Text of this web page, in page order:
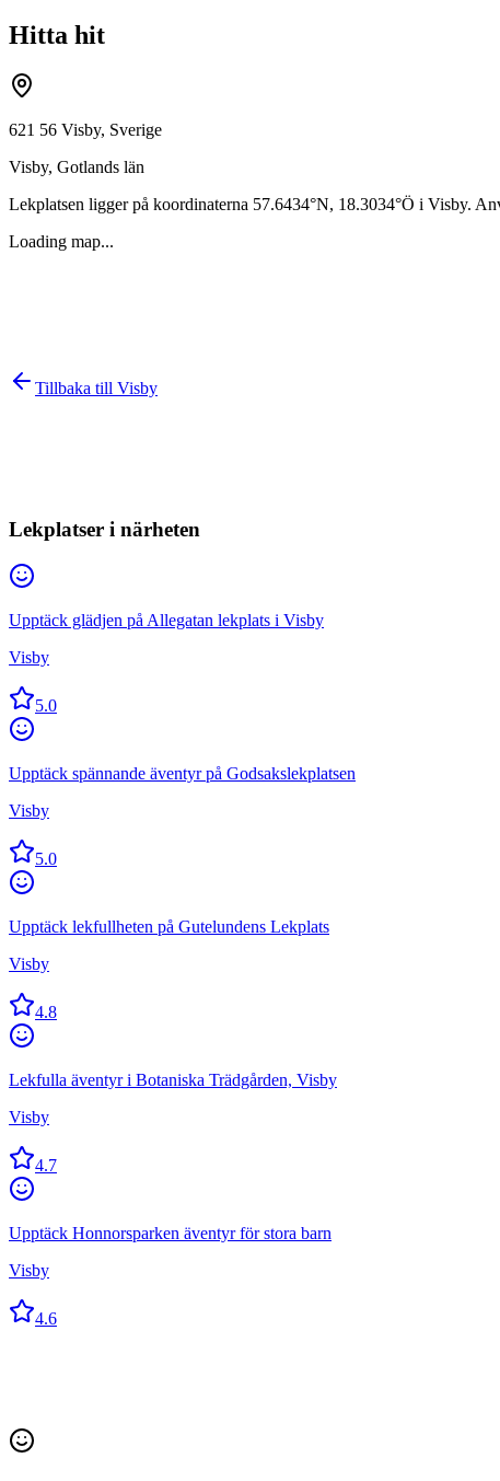
Hitta hit
621 56 Visby, Sverige
Visby, Gotlands län
Lekplatsen ligger på koordinaterna 57.6434°N, 18.3034°Ö i Visby.
Loading map...
Tillbaka till Visby
Lekplatser i närheten
Upptäck glädjen på Allegatan lekplats i Visby
Visby
5.0
Upptäck spännande äventyr på Godsakslekplatsen
Visby
5.0
Upptäck lekfullheten på Gutelundens Lekplats
Visby
4.8
Lekfulla äventyr i Botaniska Trädgården, Visby
Visby
4.7
Upptäck Honnorsparken äventyr för stora barn
Visby
4.6